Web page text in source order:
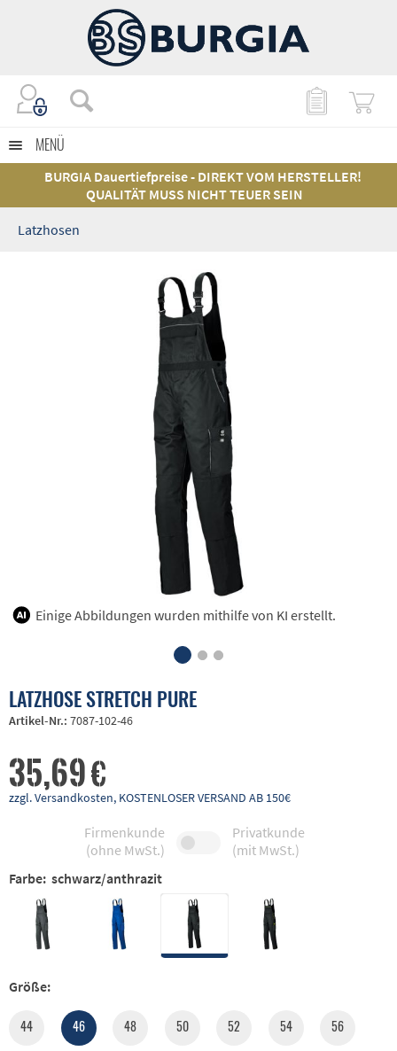
MENÜ
BURGIA Dauertiefpreise - DIREKT VOM HERSTELLER!
QUALITÄT MUSS NICHT TEUER SEIN
Latzhosen
Einige Abbildungen wurden mithilfe von KI erstellt.
LATZHOSE STRETCH PURE
Artikel-Nr.: 7087-102-46
35,69 €
zzgl. Versandkosten, KOSTENLOSER VERSAND AB 150€
Firmenkunde
(ohne MwSt.)
Privatkunde
(mit MwSt.)
Farbe: schwarz/anthrazit
Größe:
44 46 48 50 52 54 56